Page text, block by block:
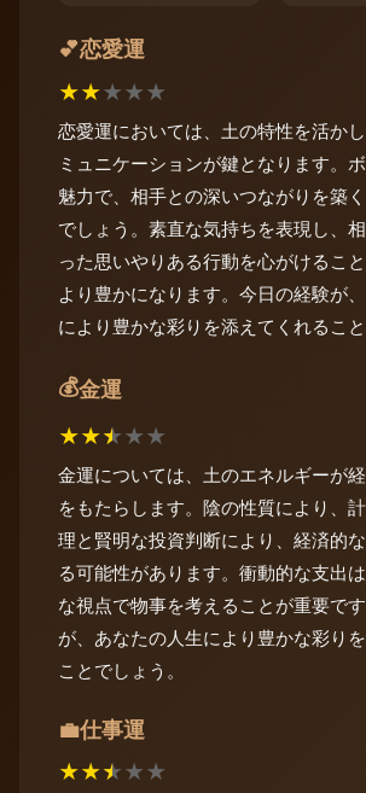
💕恋愛運
★★★★★
恋愛運においては、土の特性を活か
ミュニケーションが鍵となります。
魅力で、相手との深いつながりを築
でしょう。素直な気持ちを表現し、
った思いやりある行動を心がけるこ
より豊かになります。今日の経験が
により豊かな彩りを添えてくれること
💰金運
★★★★★
金運については、土のエネルギーが
をもたらします。陰の性質により、
理と賢明な投資判断により、経済的
る可能性があります。衝動的な支出
な視点で物事を考えることが重要で
が、あなたの人生により豊かな彩り
ことでしょう。
💼仕事運
★★★★★